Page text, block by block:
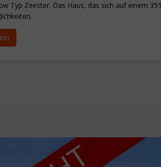
Typ Zeester. Das Haus, das sich auf einem